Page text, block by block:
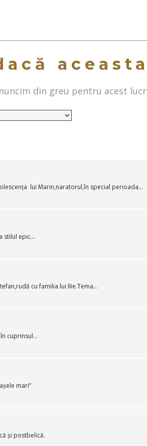
din greu pentru acest
lui Marin,naratorul,în special perioada...
stilul epic...
cu familia lui Ilie.Tema...
cuprinsul...
mari”
și postbelică.